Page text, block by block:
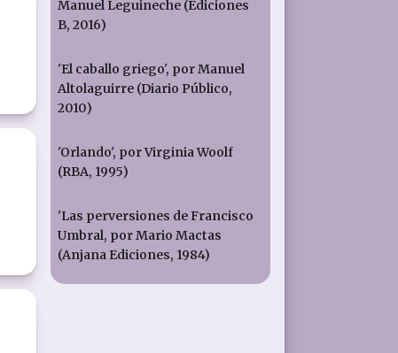
Manuel Leguineche (Ediciones
B, 2016)
'El caballo griego', por Manuel
Altolaguirre (Diario Público,
2010)
'Orlando', por Virginia Woolf
(RBA, 1995)
'Las perversiones de Francisco
Umbral, por Mario Mactas
(Anjana Ediciones, 1984)